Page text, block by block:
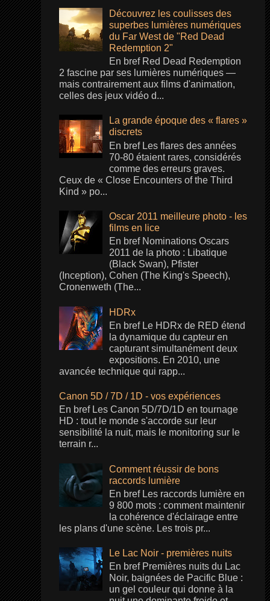
Découvrez les coulisses des
superbes lumières numériques
du Far West de "Red Dead
Redemption 2"
En bref Red Dead Redemption
2 fascine par ses lumières numériques —
mais contrairement aux films d'animation,
celles des jeux vidéo d...
La grande époque des « flares »
discrets
En bref Les flares des années
70-80 étaient rares, considérés
comme des erreurs graves.
Ceux de « Close Encounters of the Third
Kind » po...
Oscar 2011 meilleure photo - les
films en lice
En bref Nominations Oscars
2011 de la photo : Libatique
(Black Swan), Pfister
(Inception), Cohen (The King's Speech),
Cronenweth (The...
HDRx
En bref Le HDRx de RED étend
la dynamique du capteur en
capturant simultanément deux
expositions. En 2010, une
avancée technique qui rapp...
Canon 5D / 7D / 1D - vos expériences
En bref Les Canon 5D/7D/1D en tournage
HD : tout le monde s'accorde sur leur
sensibilité la nuit, mais le monitoring sur le
terrain r...
Comment réussir de bons
raccords lumière
En bref Les raccords lumière en
9 800 mots : comment maintenir
la cohérence d'éclairage entre
les plans d'une scène. Les trois pr...
Le Lac Noir - premières nuits
En bref Premières nuits du Lac
Noir, baignées de Pacific Blue :
un gel couleur qui donne à la